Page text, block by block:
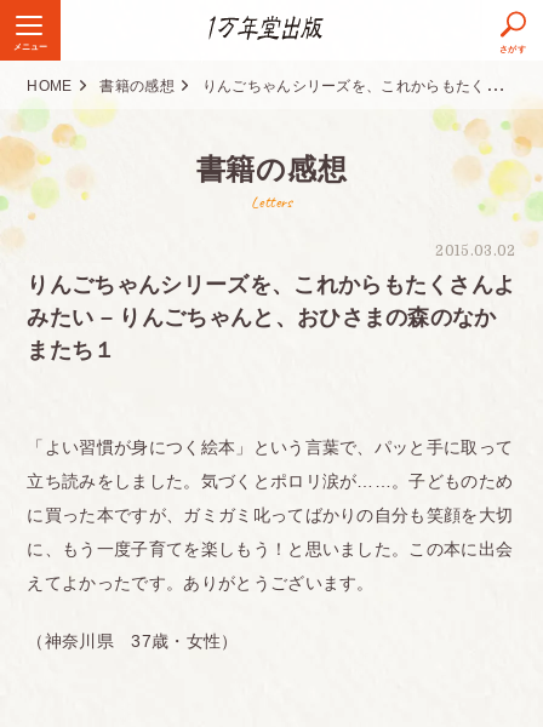
メニュー さがす
HOME 書籍の感想 りんごちゃんシリーズを、これからもたくさんよみたい – りんごちゃんと、おひさまの森のなかまたち１
書籍の感想
Letters
2015.03.02
りんごちゃんシリーズを、これからもたくさんよ
みたい – りんごちゃんと、おひさまの森のなか
またち１
「よい習慣が身につく絵本」という言葉で、パッと手に取って
立ち読みをしました。気づくとポロリ涙が……。子どものため
に買った本ですが、ガミガミ叱ってばかりの自分も笑顔を大切
に、もう一度子育てを楽しもう！と思いました。この本に出会
えてよかったです。ありがとうございます。
（神奈川県 37歳・女性）